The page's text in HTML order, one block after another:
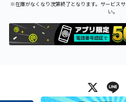
※在庫がなくなり次第終了となります。サービス
い。
X